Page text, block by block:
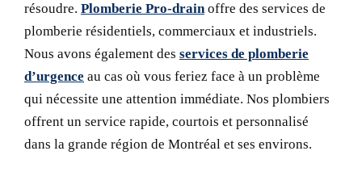
résoudre. Plomberie Pro-drainoffre des services de
plomberie résidentiels, commerciaux et industriels.
Nous avons également des services de plomberie
d’urgence au cas où vous feriez face à un problème
qui nécessite une attention immédiate. Nos plombiers
offrent un service rapide, courtois et personnalisé
dans la grande région de Montréal et ses environs.